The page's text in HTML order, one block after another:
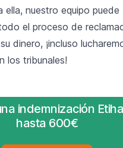
ella, nuestro equipo puede
el proceso de
dinero, ¡incluso
los tribunales!
indemnización
hasta 600€